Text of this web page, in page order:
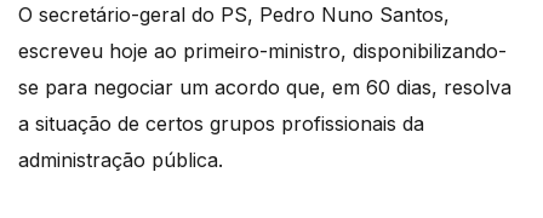
O secretário-geral do PS, Pedro Nuno Santos,
escreveu hoje ao primeiro-ministro, disponibilizando-
se para negociar um acordo que, em 60 dias, resolva
a situação de certos grupos profissionais da
administração pública.